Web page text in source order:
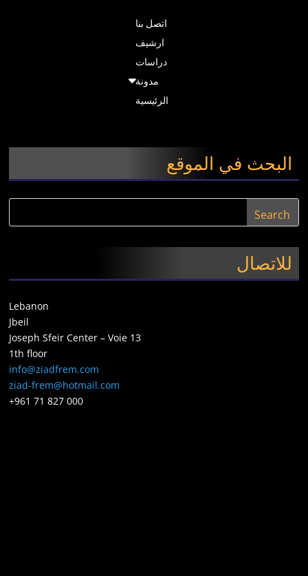
اتصل بنا
ارشيف
دراسات
مدونة
الرئيسية
البحث في الموقع
للاتصال
Lebanon
Jbeil
Joseph Sfeir Center – Voie 13
1th floor
info@ziadfrem.com
ziad-frem@hotmail.com
+961 71 827 000